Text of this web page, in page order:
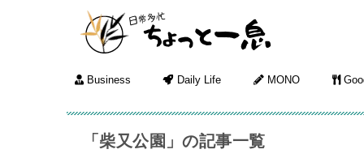
Business Daily Life MONO
「柴又公園」の記事一覧